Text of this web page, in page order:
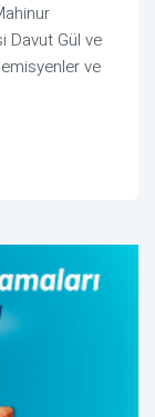
Davut Gül ve
ve